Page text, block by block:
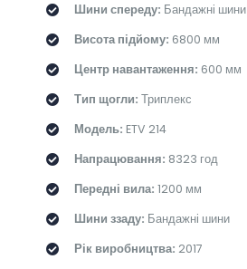
Шини спереду: Бандажні шини
Висота підйому: 6800 мм
Центр навантаження: 600 мм
Тип щогли: Триплекс
Модель: ETV 214
Напрацювання: 8323 год
Передні вила: 1200 мм
Шини ззаду: Бандажні шини
Рік виробництва: 2017